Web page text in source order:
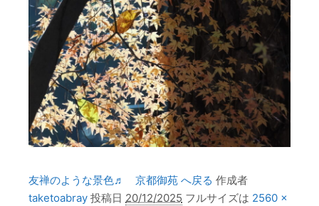
友禅のような景色♬ 京都御苑 へ戻る 作成者
taketoabray 投稿日 20/12/2025 フルサイズは 2560 ×